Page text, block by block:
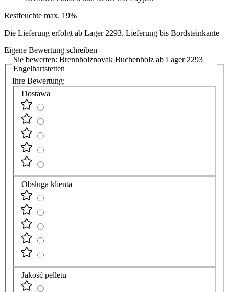
Restfeuchte max. 19%
Die Lieferung erfolgt ab Lager 2293. Lieferung bis Bordsteinkante
Eigene Bewertung schreiben
Sie bewerten: Brennholznovak Buchenholz ab Lager 2293
Engelhartstetten
Ihre Bewertung:
Dostawa
Obsługa klienta
Jakość pelletu